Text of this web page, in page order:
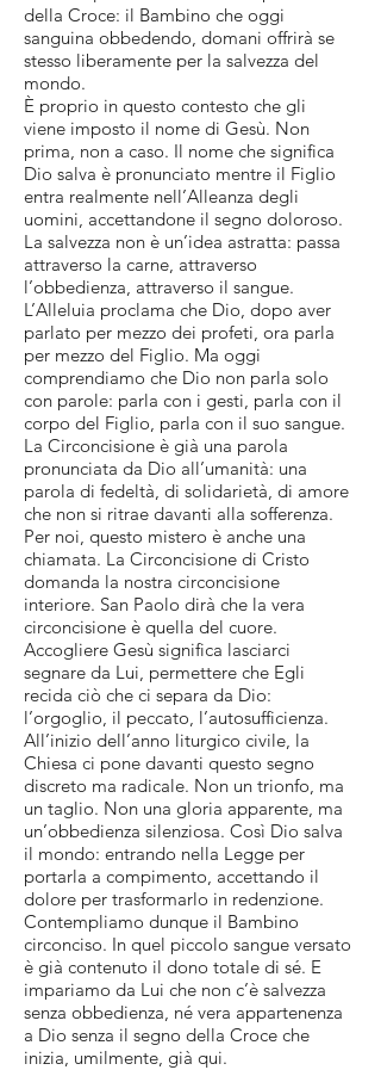
della Croce: il Bambino che oggi
sanguina obbedendo, domani offrirà se
stesso liberamente per la salvezza del
mondo.
È proprio in questo contesto che gli
viene imposto il nome di Gesù. Non
prima, non a caso. Il nome che significa
Dio salva è pronunciato mentre il Figlio
entra realmente nell’Alleanza degli
uomini, accettandone il segno doloroso.
La salvezza non è un’idea astratta: passa
attraverso la carne, attraverso
l’obbedienza, attraverso il sangue.
L’Alleluia proclama che Dio, dopo aver
parlato per mezzo dei profeti, ora parla
per mezzo del Figlio. Ma oggi
comprendiamo che Dio non parla solo
con parole: parla con i gesti, parla con il
corpo del Figlio, parla con il suo sangue.
La Circoncisione è già una parola
pronunciata da Dio all’umanità: una
parola di fedeltà, di solidarietà, di amore
che non si ritrae davanti alla sofferenza.
Per noi, questo mistero è anche una
chiamata. La Circoncisione di Cristo
domanda la nostra circoncisione
interiore. San Paolo dirà che la vera
circoncisione è quella del cuore.
Accogliere Gesù significa lasciarci
segnare da Lui, permettere che Egli
recida ciò che ci separa da Dio:
l’orgoglio, il peccato, l’autosufficienza.
All’inizio dell’anno liturgico civile, la
Chiesa ci pone davanti questo segno
discreto ma radicale. Non un trionfo, ma
un taglio. Non una gloria apparente, ma
un’obbedienza silenziosa. Così Dio salva
il mondo: entrando nella Legge per
portarla a compimento, accettando il
dolore per trasformarlo in redenzione.
Contempliamo dunque il Bambino
circonciso. In quel piccolo sangue versato
è già contenuto il dono totale di sé. E
impariamo da Lui che non c’è salvezza
senza obbedienza, né vera appartenenza
a Dio senza il segno della Croce che
inizia, umilmente, già qui.